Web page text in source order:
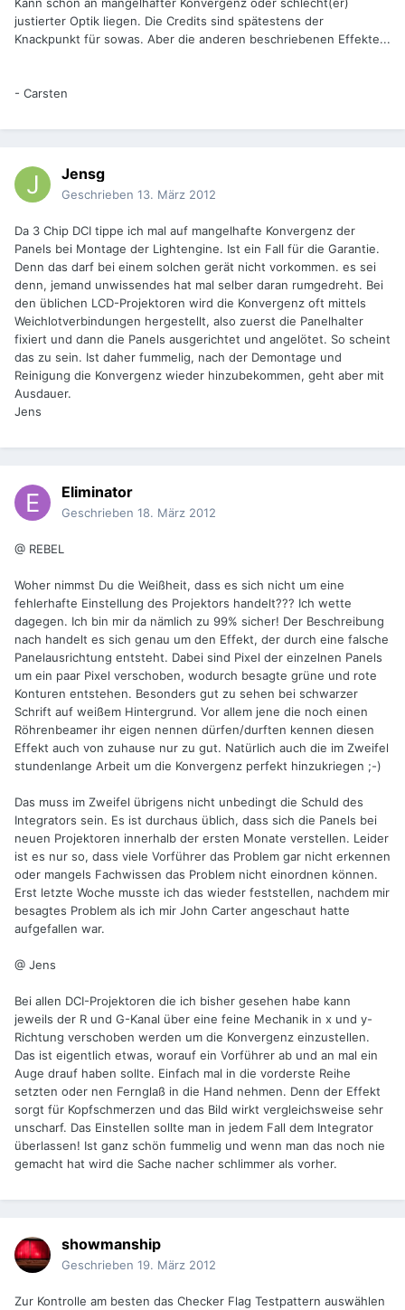
Kann schon an mangelhafter Konvergenz oder schlecht(er)
justierter Optik liegen. Die Credits sind spätestens der
Knackpunkt für sowas. Aber die anderen beschriebenen Effekte...
- Carsten
Jensg
Geschrieben 13. März 2012
Da 3 Chip DCI tippe ich mal auf mangelhafte Konvergenz der
Panels bei Montage der Lightengine. Ist ein Fall für die Garantie.
Denn das darf bei einem solchen gerät nicht vorkommen. es sei
denn, jemand unwissendes hat mal selber daran rumgedreht. Bei
den üblichen LCD-Projektoren wird die Konvergenz oft mittels
Weichlotverbindungen hergestellt, also zuerst die Panelhalter
fixiert und dann die Panels ausgerichtet und angelötet. So scheint
das zu sein. Ist daher fummelig, nach der Demontage und
Reinigung die Konvergenz wieder hinzubekommen, geht aber mit
Ausdauer.
Jens
Eliminator
Geschrieben 18. März 2012
@ REBEL
Woher nimmst Du die Weißheit, dass es sich nicht um eine
fehlerhafte Einstellung des Projektors handelt??? Ich wette
dagegen. Ich bin mir da nämlich zu 99% sicher! Der Beschreibung
nach handelt es sich genau um den Effekt, der durch eine falsche
Panelausrichtung entsteht. Dabei sind Pixel der einzelnen Panels
um ein paar Pixel verschoben, wodurch besagte grüne und rote
Konturen entstehen. Besonders gut zu sehen bei schwarzer
Schrift auf weißem Hintergrund. Vor allem jene die noch einen
Röhrenbeamer ihr eigen nennen dürfen/durften kennen diesen
Effekt auch von zuhause nur zu gut. Natürlich auch die im Zweifel
stundenlange Arbeit um die Konvergenz perfekt hinzukriegen ;-)
Das muss im Zweifel übrigens nicht unbedingt die Schuld des
Integrators sein. Es ist durchaus üblich, dass sich die Panels bei
neuen Projektoren innerhalb der ersten Monate verstellen. Leider
ist es nur so, dass viele Vorführer das Problem gar nicht erkennen
oder mangels Fachwissen das Problem nicht einordnen können.
Erst letzte Woche musste ich das wieder feststellen, nachdem mir
besagtes Problem als ich mir John Carter angeschaut hatte
aufgefallen war.
@ Jens
Bei allen DCI-Projektoren die ich bisher gesehen habe kann
jeweils der R und G-Kanal über eine feine Mechanik in x und y-
Richtung verschoben werden um die Konvergenz einzustellen.
Das ist eigentlich etwas, worauf ein Vorführer ab und an mal ein
Auge drauf haben sollte. Einfach mal in die vorderste Reihe
setzten oder nen Fernglaß in die Hand nehmen. Denn der Effekt
sorgt für Kopfschmerzen und das Bild wirkt vergleichsweise sehr
unscharf. Das Einstellen sollte man in jedem Fall dem Integrator
überlassen! Ist ganz schön fummelig und wenn man das noch nie
gemacht hat wird die Sache nacher schlimmer als vorher.
showmanship
Geschrieben 19. März 2012
Zur Kontrolle am besten das Checker Flag Testpattern auswählen